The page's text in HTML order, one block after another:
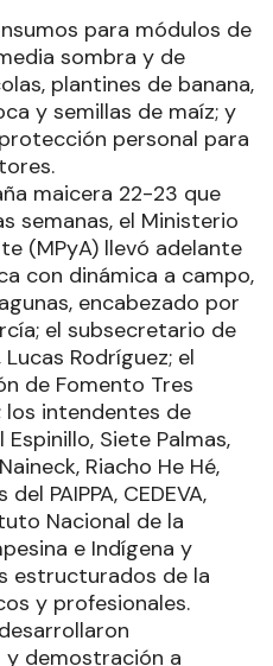
para módulos de
sombra y de
plantines de banana,
y semillas de maíz; y
personal para
maicera 22-23 que
semanas, el Ministerio
(MPyA) llevó adelante
con dinámica a campo,
encabezado por
el subsecretario de
Rodríguez; el
de Fomento Tres
los intendentes de
Siete Palmas,
Riacho He Hé,
PAIPPA, CEDEVA,
Nacional de la
e Indígena y
estructurados de la
y profesionales.
demostración a